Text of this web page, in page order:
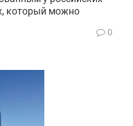
который можно
0